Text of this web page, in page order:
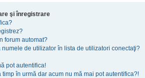
şi înregistrare
forum automat?
de utilizator în lista de utilizatori conectaţi?
pot autentifica!
timp în urmă dar acum nu mă mai pot autentifica?!